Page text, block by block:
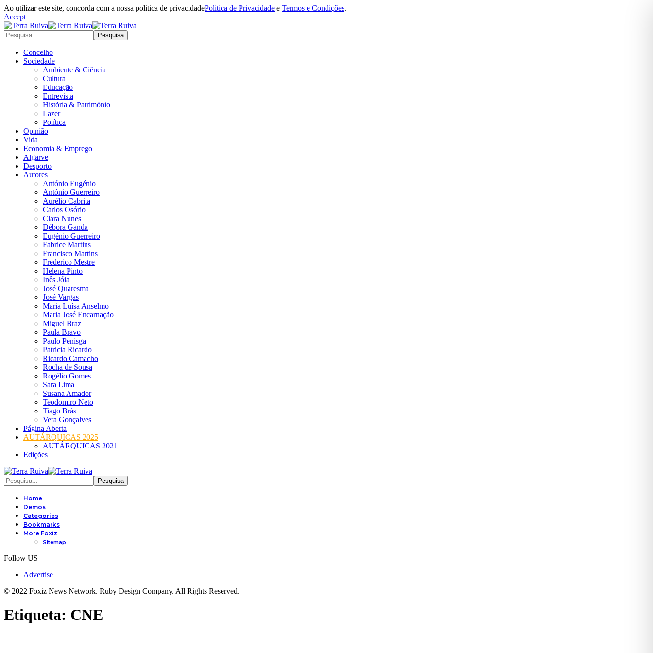
Ao utilizar este site, concorda com a nossa politica de privacidadePolitica de Privacidade e Termos e Condições.
Accept
Concelho
Sociedade
Ambiente & Ciência
Cultura
Educação
Entrevista
História & Património
Lazer
Política
Opinião
Vida
Economia & Emprego
Algarve
Desporto
Autores
António Eugénio
António Guerreiro
Aurélio Cabrita
Carlos Osório
Clara Nunes
Débora Ganda
Eugénio Guerreiro
Fabrice Martins
Francisco Martins
Frederico Mestre
Helena Pinto
Inês Jóia
José Quaresma
José Vargas
Maria Luísa Anselmo
Maria José Encarnação
Miguel Braz
Paula Bravo
Paulo Penisga
Patricia Ricardo
Ricardo Camacho
Rocha de Sousa
Rogélio Gomes
Sara Lima
Susana Amador
Teodomiro Neto
Tiago Brás
Vera Gonçalves
Página Aberta
AUTÁRQUICAS 2025
AUTÁRQUICAS 2021
Edições
Home
Demos
Categories
Bookmarks
More Foxiz
Sitemap
Follow US
Advertise
© 2022 Foxiz News Network. Ruby Design Company. All Rights Reserved.
Etiqueta: CNE